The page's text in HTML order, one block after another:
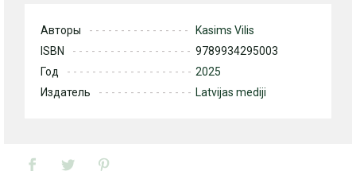
Авторы
Kasims Vilis
ISBN
9789934295003
Год
2025
Издатель
Latvijas mediji